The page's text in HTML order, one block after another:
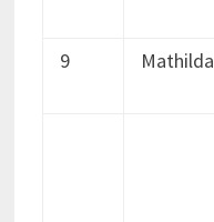
9 Mathilda